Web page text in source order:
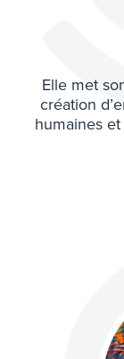
Elle met
création
humaines